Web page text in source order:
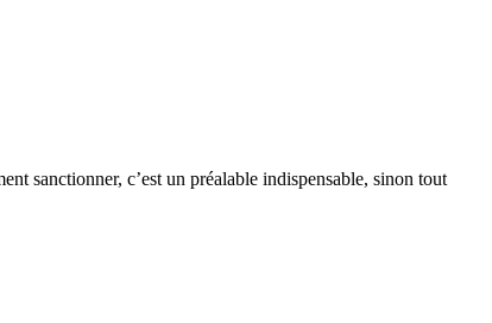
sanctionner, c’est un préalable indispensable, sinon tout